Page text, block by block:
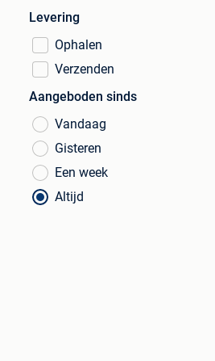
Levering
Ophalen
Verzenden
Aangeboden sinds
Vandaag
Gisteren
Een week
Altijd